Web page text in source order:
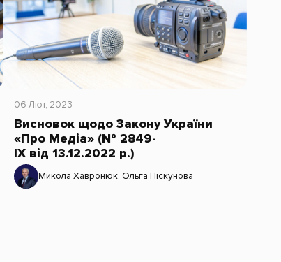
06 Лют, 2023
Висновок щодо Закону України
«Про Медіа» (№ 2849-
IX від 13.12.2022 р.)
Микола Хавронюк, Ольга Піскунова